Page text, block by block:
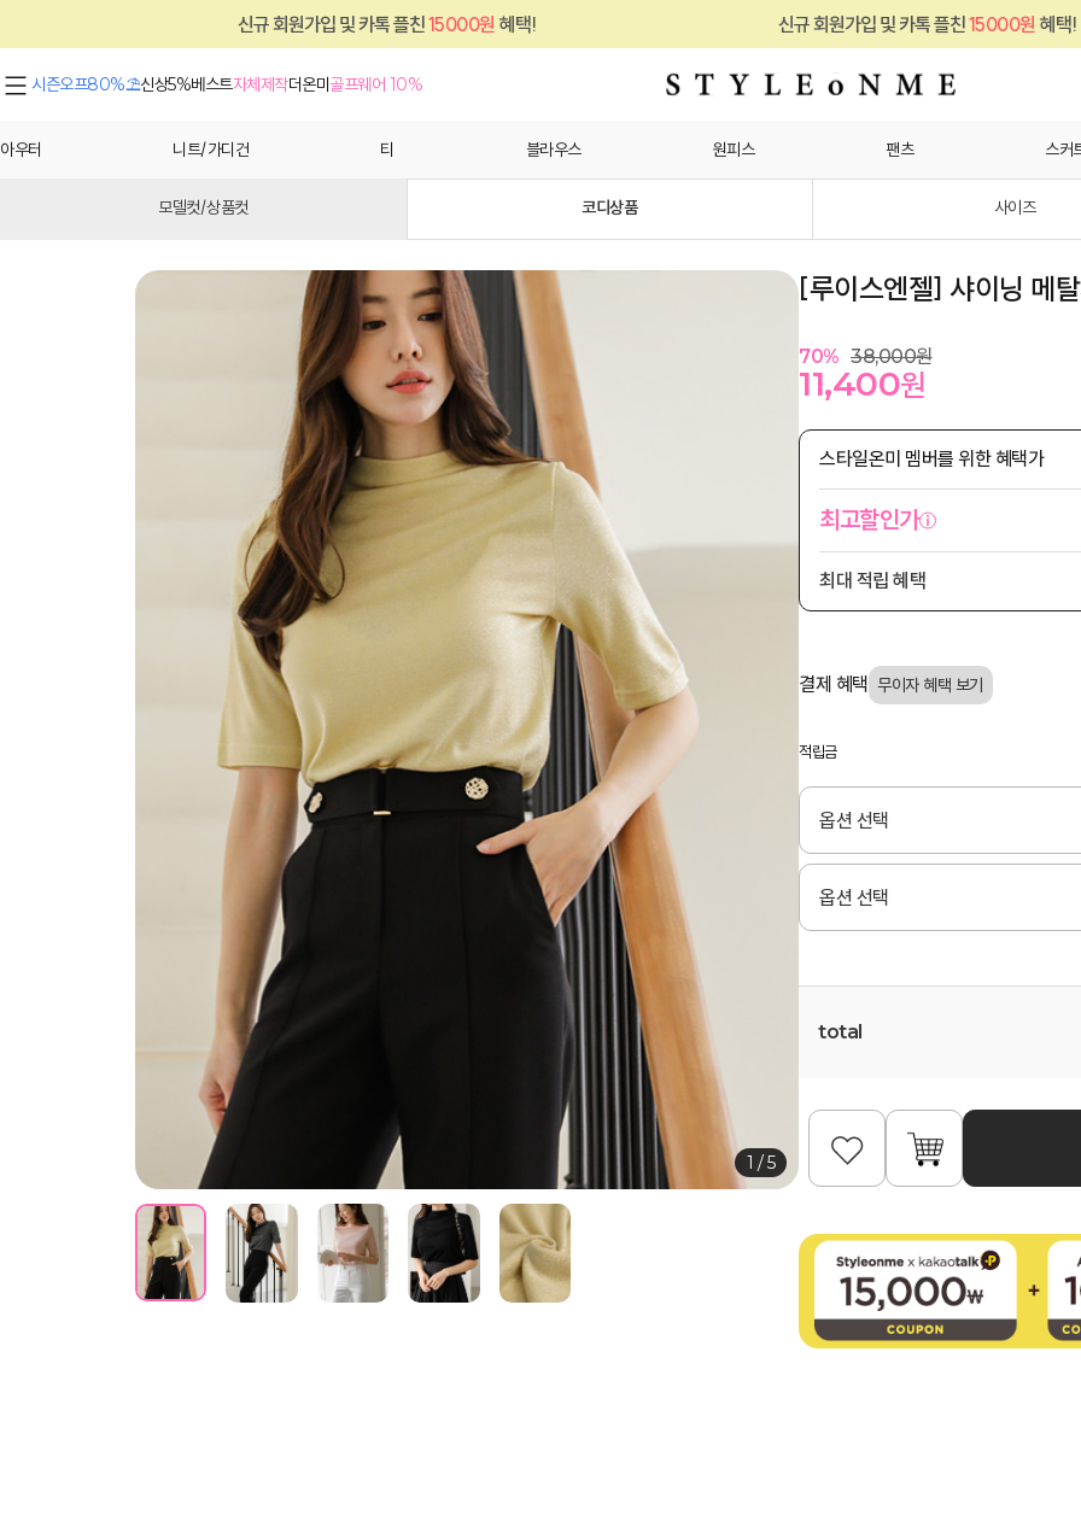
신규 회원가입 및 카톡 플친15000원혜택! 신규 회원가입 및 카톡 플친15000원혜택!
시즌오프80%⛱신상5%베스트자체제작더온미골프웨어 10%
아우터 니트/가디건 티 블라우스 원피스 팬츠 스커
모델컷/상품컷 코디상품 사이즈
1 /5
[루이스엔젤] 샤이닝 메
70% 38,000원
11,400원
스타일온미 멤버를 위한 혜택가
최고할인가
최대 적립 혜택
결제 혜택
적립금
total